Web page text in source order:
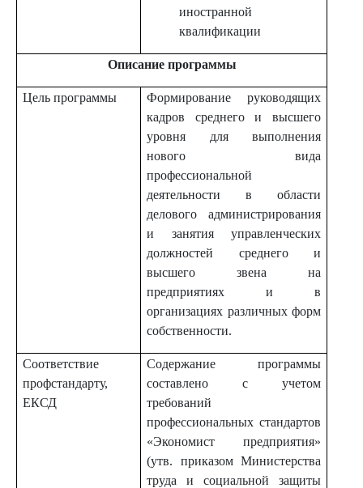
иностранной
квалификации
Описание программы
Цель программы
Формирование руководящих
кадров среднего и высшего
уровня для выполнения
нового вида
профессиональной
деятельности в области
делового администрирования
и занятия управленческих
должностей среднего и
высшего звена на
предприятиях и в
организациях различных форм
собственности.
Соответствие
профстандарту,
ЕКСД
Содержание программы
составлено с учетом
требований
профессиональных стандартов
«Экономист предприятия»
(утв. приказом Министерства
труда и социальной защиты